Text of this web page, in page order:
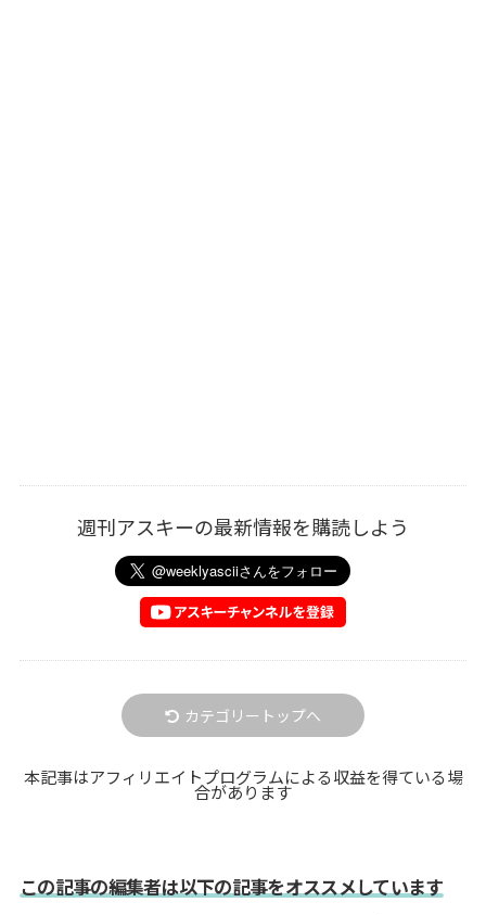
週刊アスキーの最新情報を購読しよう
カテゴリートップへ
本記事はアフィリエイトプログラムによる収益を得ている場
合があります
この記事の編集者は以下の記事をオススメしています